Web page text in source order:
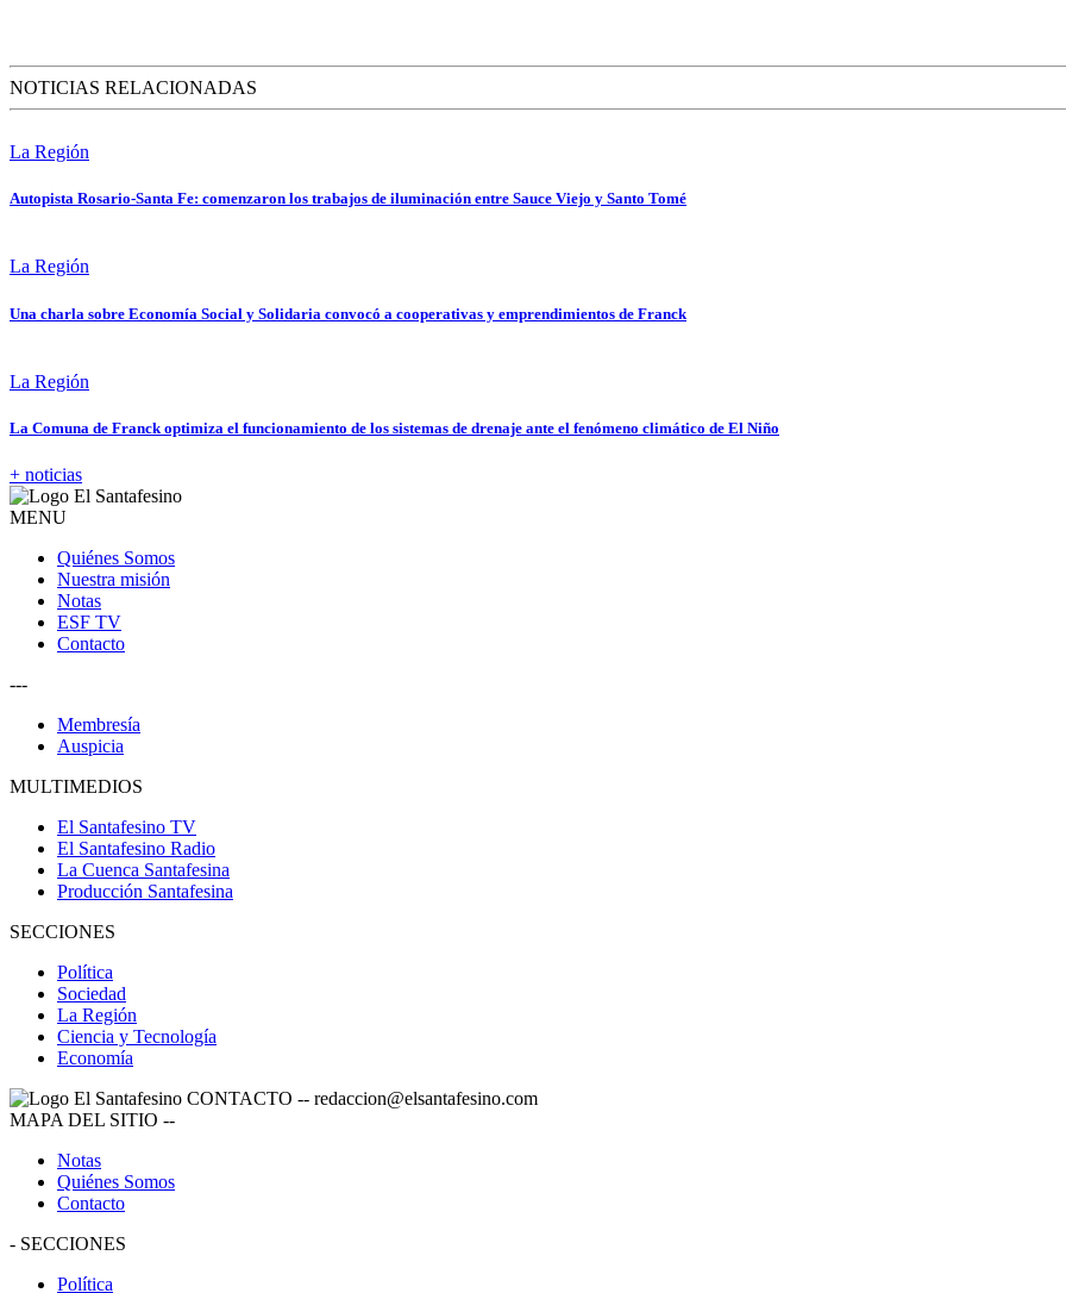
NOTICIAS RELACIONADAS
La Región
Autopista Rosario-Santa Fe: comenzaron los trabajos de iluminación entre Sauce Viejo y Santo Tomé
La Región
Una charla sobre Economía Social y Solidaria convocó a cooperativas y emprendimientos de Franck
La Región
La Comuna de Franck optimiza el funcionamiento de los sistemas de drenaje ante el fenómeno climático de El Niño
+ noticias
MENU
Quiénes Somos
Nuestra misión
Notas
ESF TV
Contacto
---
Membresía
Auspicia
MULTIMEDIOS
El Santafesino TV
El Santafesino Radio
La Cuenca Santafesina
Producción Santafesina
SECCIONES
Política
Sociedad
La Región
Ciencia y Tecnología
Economía
CONTACTO -- redaccion@elsantafesino.com
MAPA DEL SITIO --
Notas
Quiénes Somos
Contacto
- SECCIONES
Política